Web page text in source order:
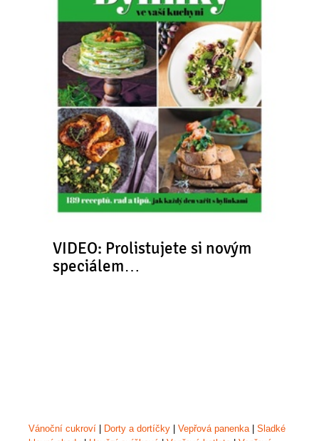
VIDEO: Prolistujete si novým
speciálem…
Vánoční cukroví Dorty a dortíčky Vepřová panenka| Sladké